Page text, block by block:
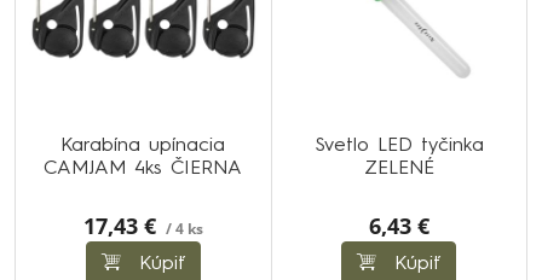
Karabína upínacia
CAMJAM 4ks ČIERNA
17,43 € / 4 ks
Kúpiť
Svetlo LED tyčinka
ZELENÉ
6,43 €
Kúpiť